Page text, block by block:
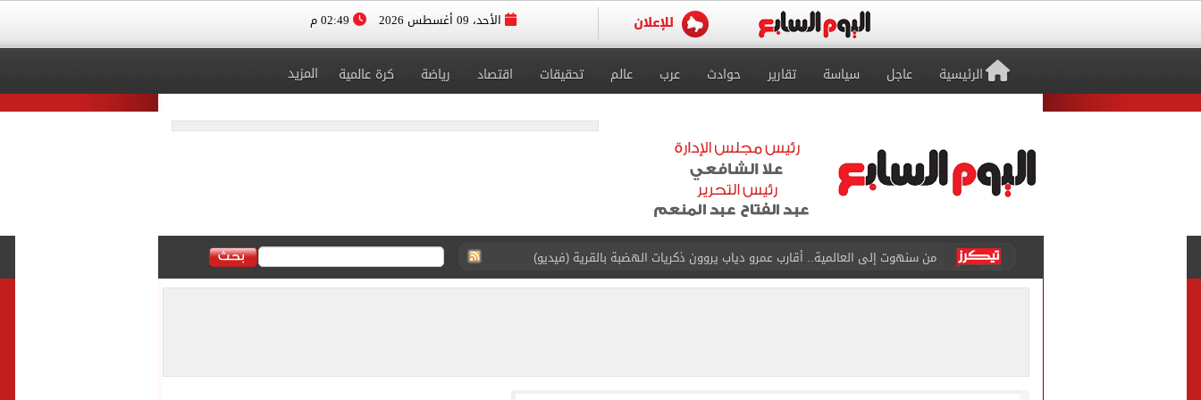
الأحد، 09 أغسطس 2026
الرئيسية عاجل سياسة تقارير حوادث عرب عالم تحقيقات اقتصاد رياضة كرة عالمية المزيد
الجارديان: طرابزون سبور هز عرش أندية إسطنبول بالتعاقد مع محمد صلاح
عمر مرموش يقود مانشستر سيتي فى ودية أتلتيكو مدريد
رئيس الوزراء يستعرض المنطقة المقترحة لإقامة مجمع حكومى للخدمات الذكية بمطروح